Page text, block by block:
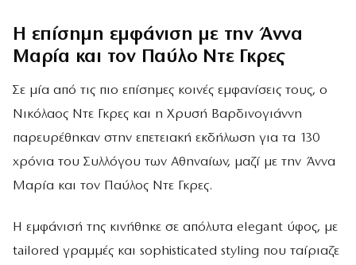
Η επίσημη εμφάνιση με την Άννα
Μαρία και τον Παύλο Ντε Γκρες
Σε μία από τις πιο επίσημες κοινές εμφανίσεις τους, ο
Νικόλαος Ντε Γκρες και η Χρυσή Βαρδινογιάννη
παρευρέθηκαν στην επετειακή εκδήλωση για τα 130
χρόνια του Συλλόγου των Αθηναίων, μαζί με την Άννα
Μαρία και τον Παύλος Ντε Γκρες.
Η εμφάνισή της κινήθηκε σε απόλυτα elegant ύφος, με
tailored γραμμές και sophisticated styling που ταίριαζε